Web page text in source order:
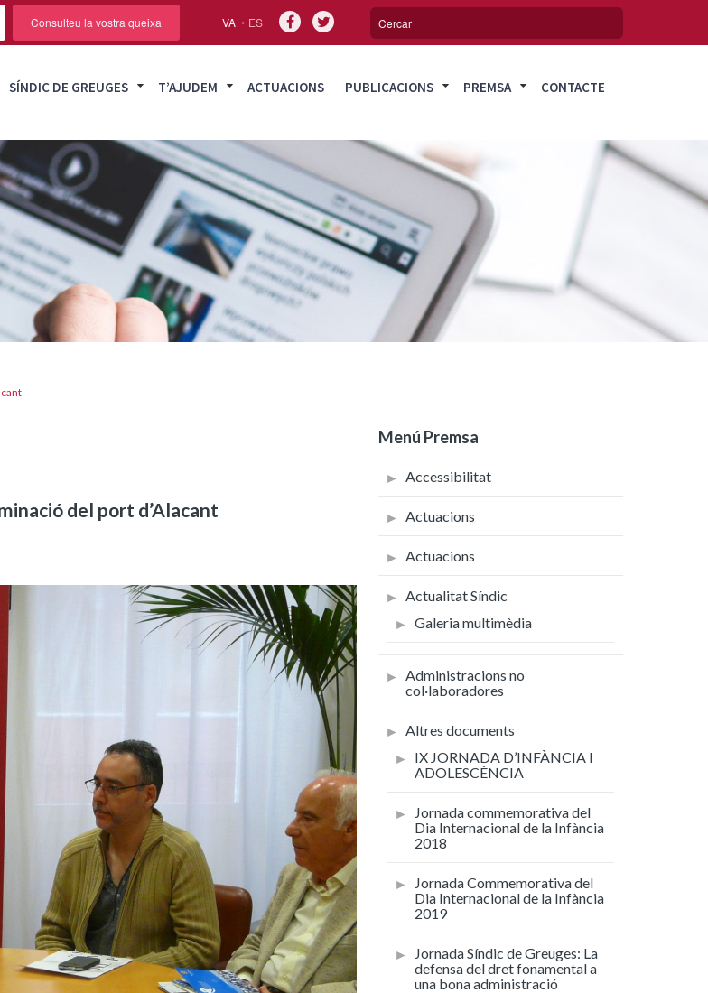
VA ES
Consulteu la vostra queixa
SÍNDIC DE GREUGES T’AJUDEM ACTUACIONS PUBLICACIONS PREMSA CONTACTE
del port d’Alacant
Menú Premsa
Accessibilitat
Actuacions
Actuacions
Actualitat Síndic
Galeria multimèdia
Administracions no
col·laboradores
Altres documents
IX JORNADA D’INFÀNCIA I
ADOLESCÈNCIA
Jornada commemorativa del
Dia Internacional de la Infància
2018
Jornada Commemorativa del
Dia Internacional de la Infància
2019
Jornada Síndic de Greuges: La
defensa del dret fonamental a
una bona administració